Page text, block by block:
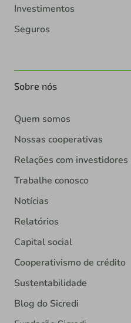
Investimentos
Seguros
Sobre nós
Quem somos
Nossas cooperativas
Relações com investidores
Trabalhe conosco
Notícias
Relatórios
Capital social
Cooperativismo de crédito
Sustentabilidade
Blog do Sicredi